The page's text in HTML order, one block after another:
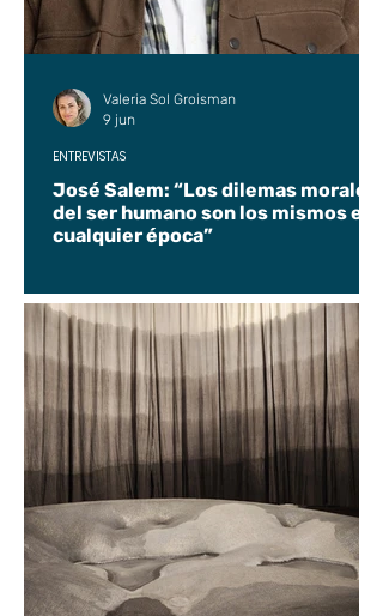
José Salem: “Los dilemas morales
del ser humano son los mismos en
cualquier época”
ENTREVISTAS
Valeria Sol Groisman
9 jun